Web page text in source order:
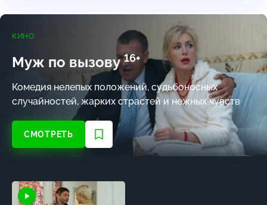
КИНО
Муж по вызову16+
Комедия нелепых положений, судьбоносных
случайностей, жарких страстей и нежных чувств
СМОТРЕТЬ